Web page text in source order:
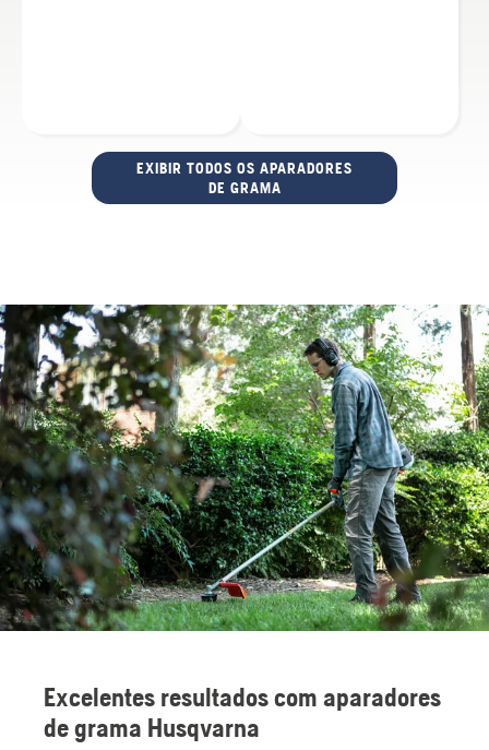
EXIBIR TODOS OS APARADORES
DE GRAMA
Excelentes resultados com aparadores
de grama Husqvarna